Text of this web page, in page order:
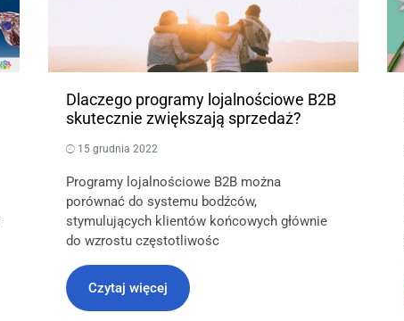
Dlaczego programy lojalnościowe B2B
skutecznie zwiększają sprzedaż?
15 grudnia 2022
Programy lojalnościowe B2B można
porównać do systemu bodźców,
stymulujących klientów końcowych głównie
do wzrostu częstotliwośc
Czytaj więcej